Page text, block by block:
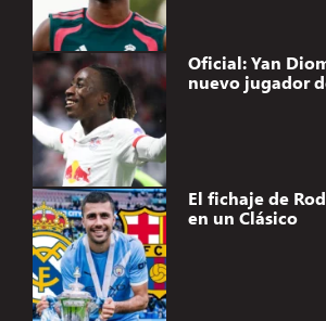
Oficial: Yan
nuevo jugador
El fichaje de
en un Clásico